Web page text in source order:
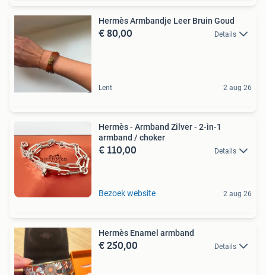
Hermès Armbandje Leer Bruin Goud
€ 80,00 Details
Lent 2 aug 26
Hermès - Armband Zilver - 2-in-1
armband / choker
€ 110,00 Details
Bezoek website 2 aug 26
Hermès Enamel armband
€ 250,00 Details